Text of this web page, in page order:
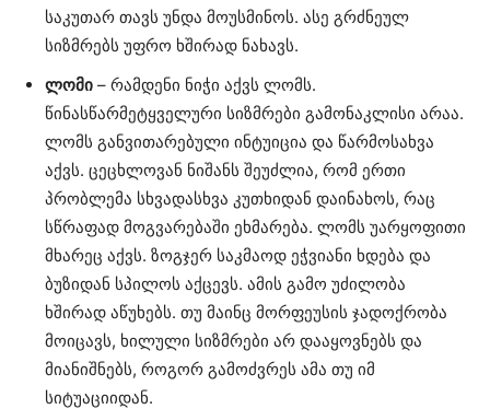
საკუთარ თავს უნდა მოუსმინოს. ასე გრძნეულ
სიზმრებს უფრო ხშირად ნახავს.
ლომი – რამდენი ნიჭი აქვს ლომს.
წინასწარმეტყველური სიზმრები გამონაკლისი არაა.
ლომს განვითარებული ინტუიცია და წარმოსახვა
აქვს. ცეცხლოვან ნიშანს შეუძლია, რომ ერთი
პრობლემა სხვადასხვა კუთხიდან დაინახოს, რაც
სწრაფად მოგვარებაში ეხმარება. ლომს უარყოფითი
მხარეც აქვს. ზოგჯერ საკმაოდ ეჭვიანი ხდება და
ბუზიდან სპილოს აქცევს. ამის გამო უძილობა
ხშირად აწუხებს. თუ მაინც მორფეუსის ჯადოქრობა
მოიცავს, ხილული სიზმრები არ დააყოვნებს და
მიანიშნებს, როგორ გამოძვრეს ამა თუ იმ
სიტუაციიდან.